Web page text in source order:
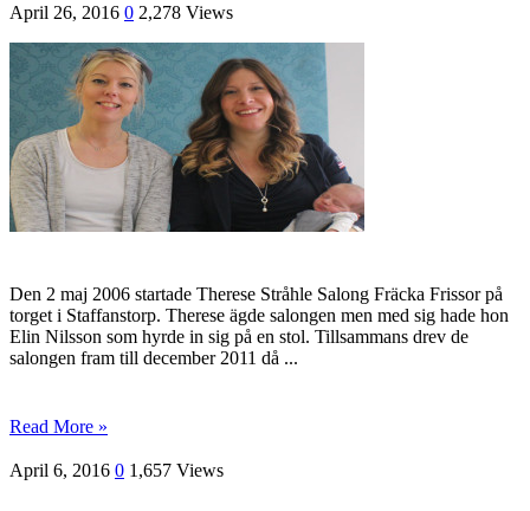
April 26, 2016 0 2,278 Views
Den 2 maj 2006 startade Therese Stråhle Salong Fräcka Frissor på
torget i Staffanstorp. Therese ägde salongen men med sig hade hon
Elin Nilsson som hyrde in sig på en stol. Tillsammans drev de
salongen fram till december 2011 då ...
Read More »
April 6, 2016 0 1,657 Views